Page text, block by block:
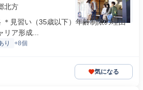
北方
＊見習い（35歳以下）年齢制限の理由
リア形成...
り +8個
気になる